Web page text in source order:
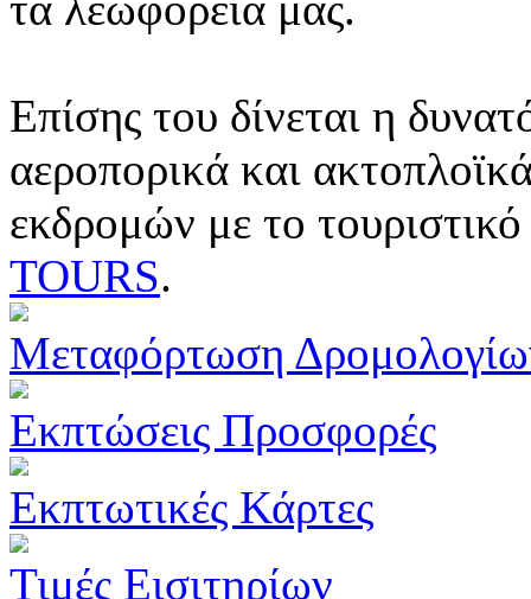
Επίσης του δίνεται η
αεροπορικά και
εκδρομών με το
TOURS.
Μεταφόρτωση
Εκπτώσεις Προσφορές
Εκπτωτικές Κάρτες
Τιμές Εισιτηρίων